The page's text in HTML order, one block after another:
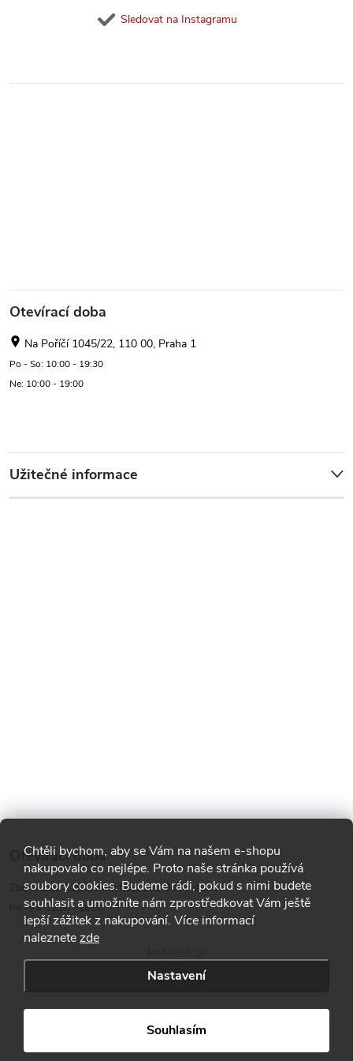
Chtěli bychom, aby se Vám na našem e-shopu
nakupovalo co nejlépe. Proto naše stránka používá
soubory cookies. Budeme rádi, pokud s nimi budete
souhlasit a umožníte nám zprostředkovat Vám ještě
lepší zážitek z nakupování. Více informací
naleznetezde
Nastavení
Souhlasím
Sledovat na Instagramu
Otevírací doba
Na Poříčí 1045/22, 110 00, Praha 1
Po - So: 10:00 - 19:30
Ne: 10:00 - 19:00
Užitečné informace
Otevírací doba
Zborovská 1287, Smíchov, 150 00 Praha 5
Po - Pá: 12:00 - 18:00